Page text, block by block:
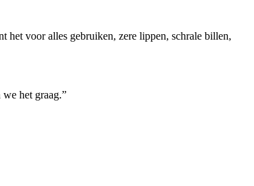
het voor alles gebruiken, zere lippen, schrale billen,
het graag.”